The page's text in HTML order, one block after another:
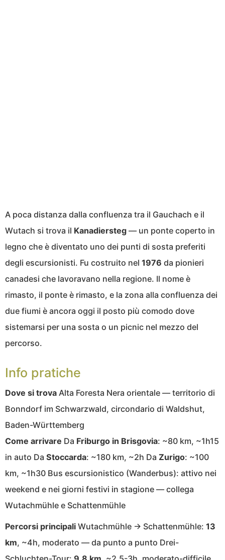
A poca distanza dalla confluenza tra il Gauchach e il
Wutach si trova il Kanadiersteg — un ponte coperto in
legno che è diventato uno dei punti di sosta preferiti
degli escursionisti. Fu costruito nel 1976 da pionieri
canadesi che lavoravano nella regione. Il nome è
rimasto, il ponte è rimasto, e la zona alla confluenza dei
due fiumi è ancora oggi il posto più comodo dove
sistemarsi per una sosta o un picnic nel mezzo del
percorso.
Info pratiche
Dove si trova Alta Foresta Nera orientale — territorio di
Bonndorf im Schwarzwald, circondario di Waldshut,
Baden-Württemberg
Come arrivare Da Friburgo in Brisgovia: ~80 km, ~1h15
in auto Da Stoccarda: ~180 km, ~2h Da Zurigo: ~100
km, ~1h30 Bus escursionistico (Wanderbus): attivo nei
weekend e nei giorni festivi in stagione — collega
Wutachmühle e Schattenmühle
Percorsi principali Wutachmühle → Schattenmühle: 13
km, ~4h, moderato — da punto a punto Drei-